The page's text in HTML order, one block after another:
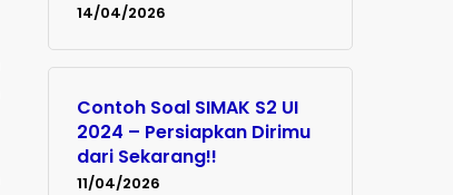
14/04/2026
Contoh Soal SIMAK S2 UI
2024 – Persiapkan Dirimu
dari Sekarang!!
11/04/2026